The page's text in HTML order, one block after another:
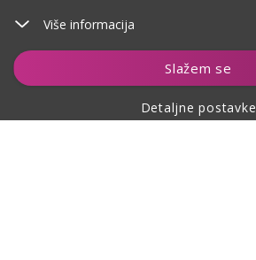
Više informacija
Slažem se
Detaljne postavke
Dodaj u košaricu